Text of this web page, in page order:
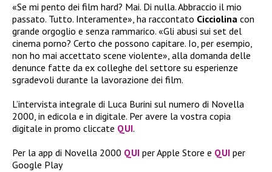
«Se mi pento dei film hard? Mai. Di nulla. Abbraccio il mio
passato. Tutto. Interamente», ha raccontato Cicciolina con
grande orgoglio e senza rammarico. «Gli abusi sui set del
cinema porno? Certo che possono capitare. Io, per esempio,
non ho mai accettato scene violente», alla domanda delle
denunce fatte da ex colleghe del settore su esperienze
sgradevoli durante la lavorazione dei film.
L’intervista integrale di Luca Burini sul numero di Novella
2000, in edicola e in digitale. Per avere la vostra copia
digitale in promo cliccate QUI.
Per la app di Novella 2000 QUI per Apple Store e QUI per
Google Play